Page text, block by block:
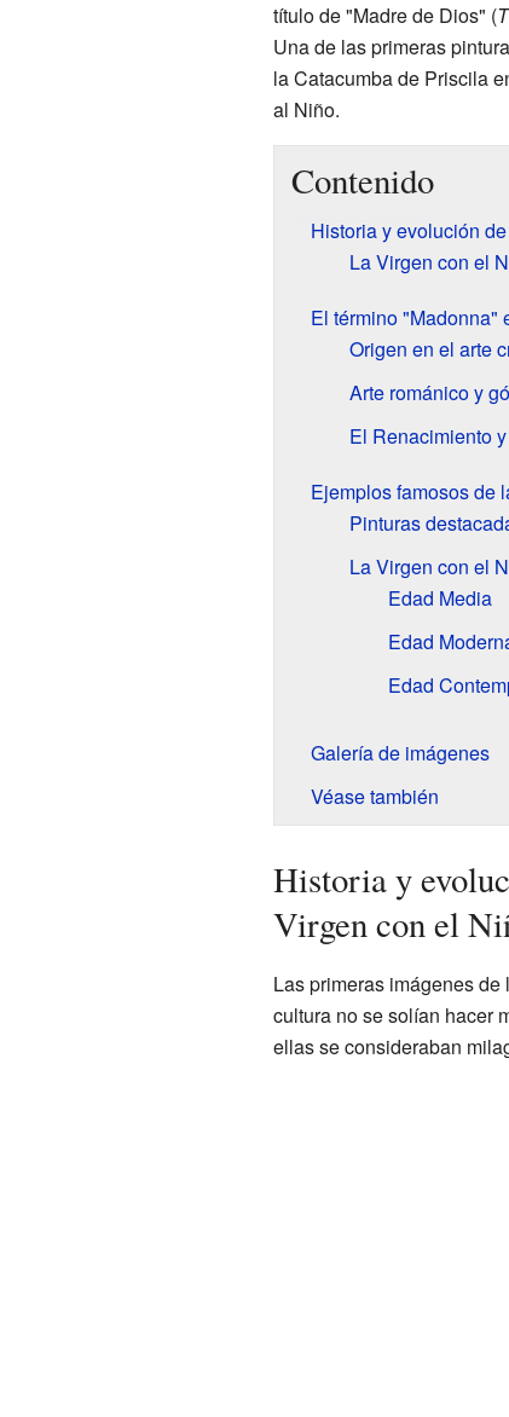
título de "Madre de Dios" (
Una de las primeras
la Catacumba de Priscila
al Niño.
Contenido
Historia y evolución
La Virgen con el
El término "Madonna"
Origen en el arte
Arte románico y
El Renacimiento
Ejemplos famosos de
Pinturas
La Virgen con el
Edad Media
Edad
Edad
Galería de imágenes
Véase también
Historia y
Virgen con el
Las primeras imágenes
cultura no se solían hacer
ellas se consideraban